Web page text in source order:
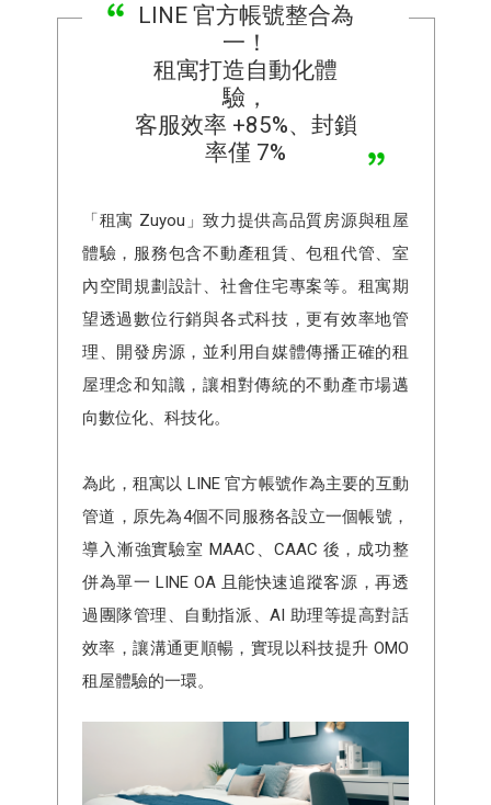
LINE 官方帳號整合為
一！
租寓打造自動化體
驗，
客服效率 +85%、封鎖
率僅 7%
「租寓 Zuyou」致力提供高品質房源與租屋
體驗，服務包含不動產租賃、包租代管、室
內空間規劃設計、社會住宅專案等。租寓期
望透過數位行銷與各式科技，更有效率地管
理、開發房源，並利用自媒體傳播正確的租
屋理念和知識，讓相對傳統的不動產市場邁
向數位化、科技化。
為此，租寓以 LINE 官方帳號作為主要的互動
管道，原先為4個不同服務各設立一個帳號，
導入漸強實驗室 MAAC、CAAC 後，成功整
併為單一 LINE OA 且能快速追蹤客源，再透
過團隊管理、自動指派、AI 助理等提高對話
效率，讓溝通更順暢，實現以科技提升 OMO
租屋體驗的一環。